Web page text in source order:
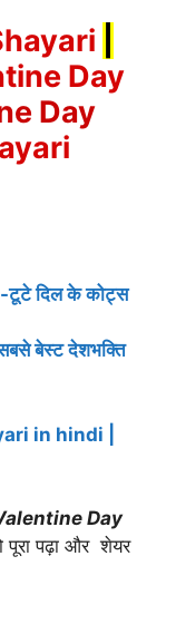
Day
Day
दिल के कोट्स
बेस्ट देशभक्ति
in hindi |
Day
पूरा पढ़ा और शेयर